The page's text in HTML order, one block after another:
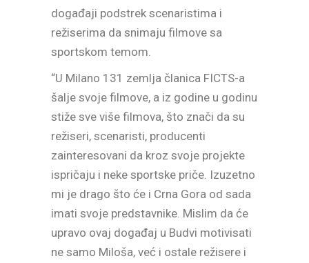
događaji podstrek scenaristima i
režiserima da snimaju filmove sa
sportskom temom.
“U Milano 131 zemlja članica FICTS-a
šalje svoje filmove, a iz godine u godinu
stiže sve više filmova, što znači da su
režiseri, scenaristi, producenti
zainteresovani da kroz svoje projekte
ispričaju i neke sportske priče. Izuzetno
mi je drago što će i Crna Gora od sada
imati svoje predstavnike. Mislim da će
upravo ovaj događaj u Budvi motivisati
ne samo Miloša, već i ostale režisere i